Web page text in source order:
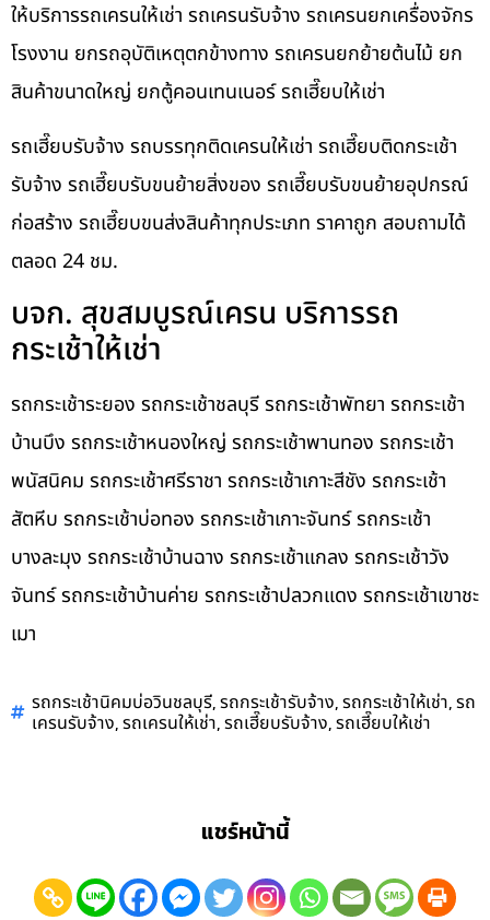
ให้บริการรถเครนให้เช่า รถเครนรับจ้าง รถเครนยกเครื่องจักร
โรงงาน ยกรถอุบัติเหตุตกข้างทาง รถเครนยกย้ายต้นไม้ ยก
สินค้าขนาดใหญ่ ยกตู้คอนเทนเนอร์ รถเฮี๊ยบให้เช่า
รถเฮี๊ยบรับจ้าง รถบรรทุกติดเครนให้เช่า รถเฮี๊ยบติดกระเช้า
รับจ้าง รถเฮี๊ยบรับขนย้ายสิ่งของ รถเฮี๊ยบรับขนย้ายอุปกรณ์
ก่อสร้าง รถเฮี๊ยบขนส่งสินค้าทุกประเภท ราคาถูก สอบถามได้
ตลอด 24 ชม.
บจก. สุขสมบูรณ์เครน บริการรถ
กระเช้าให้เช่า
รถกระเช้าระยอง รถกระเช้าชลบุรี รถกระเช้าพัทยา รถกระเช้า
บ้านบึง รถกระเช้าหนองใหญ่ รถกระเช้าพานทอง รถกระเช้า
พนัสนิคม รถกระเช้าศรีราชา รถกระเช้าเกาะสีชัง รถกระเช้า
สัตหีบ รถกระเช้าบ่อทอง รถกระเช้าเกาะจันทร์ รถกระเช้า
บางละมุง รถกระเช้าบ้านฉาง รถกระเช้าแกลง รถกระเช้าวัง
จันทร์ รถกระเช้าบ้านค่าย รถกระเช้าปลวกแดง รถกระเช้าเขาชะ
เมา
รถกระเช้านิคมบ่อวินชลบุรี,รถกระเช้ารับจ้าง,รถกระเช้าให้เช่า,รถ
เครนรับจ้าง,รถเครนให้เช่า,รถเฮี๊ยบรับจ้าง,รถเฮี๊ยบให้เช่า
แชร์หน้านี้